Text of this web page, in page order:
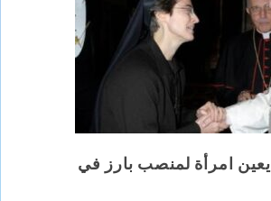
امرأة لمنصب بارز في